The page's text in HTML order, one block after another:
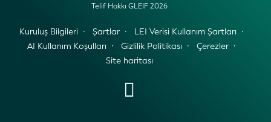
Telif Hakkı GLEIF 2026
Kuruluş Bilgileri Şartlar
LEI Verisi Kullanım Şartları
AI Kullanım Koşulları
Gizlilik Politikası
Çerezler
Site haritası